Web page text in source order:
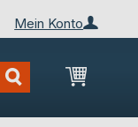
Mein Konto
Mein